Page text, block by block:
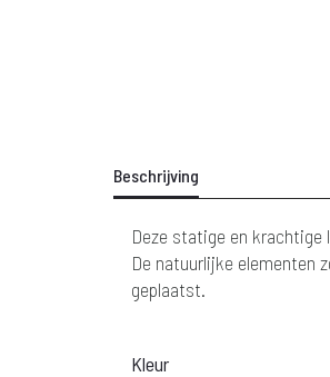
Beschrijving
Deze statige en
De natuurlijke elementen
geplaatst.
Kleur